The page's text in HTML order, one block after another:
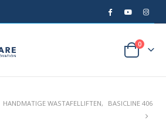
0
HANDMATIGE WASTAFELLIFTEN, BASICLINE 406